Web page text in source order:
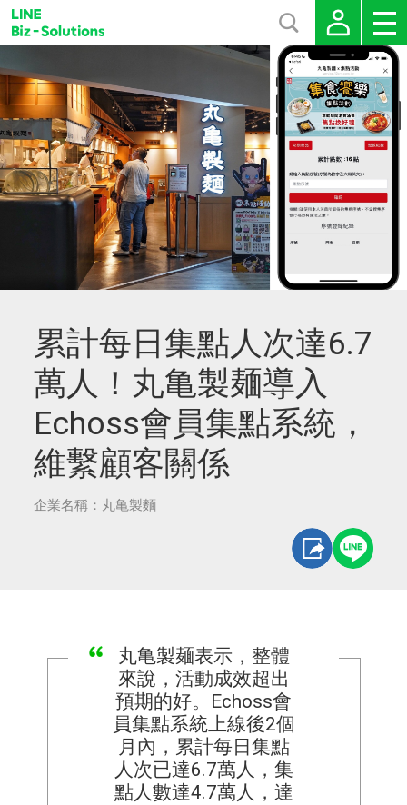
累計每日集點人次達6.7
萬人！丸亀製麺導入
Echoss會員集點系統，
維繫顧客關係
企業名稱：丸亀製麵
丸亀製麺表示，整體
來說，活動成效超出
預期的好。Echoss會
員集點系統上線後2個
月內，累計每日集點
人次已達6.7萬人，集
點人數達4.7萬人，達